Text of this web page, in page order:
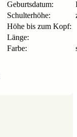
Geburtsdatum:
Schulterhöhe:
Höhe bis zum Kopf:
Länge:
Farbe: